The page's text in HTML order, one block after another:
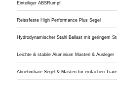
Einteiliger ABSRumpf
Reissfeste High Performance Plus Segel
Hydrodynamischer Stahl Ballast mit geringem
Leichte & stabile Aluminium Masten & Ausleger
Abnehmbare Segel & Masten für einfachen